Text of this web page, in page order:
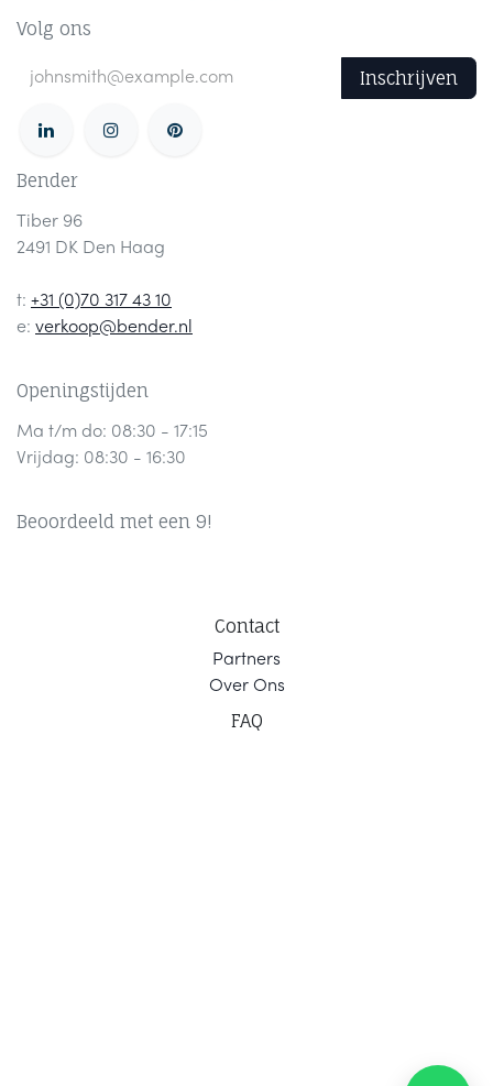
Volg ons
Inschrijven
Bender
Tiber 96
2491 DK Den Haag
t: +31 (0)70 317 43 10
e: verkoop@bender.nl
Openingstijden
Ma t/m do: 08:30 - 17:15
Vrijdag: 08:30 - 16:30
Beoordeeld met een 9!
Contact
Partners
Over Ons
FAQ